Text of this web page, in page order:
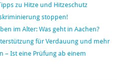
zu Hitze und Hitzeschutz
stoppen!
im Alter: Was geht in Aachen?
für Verdauung und mehr
– Ist eine Prüfung ab einem